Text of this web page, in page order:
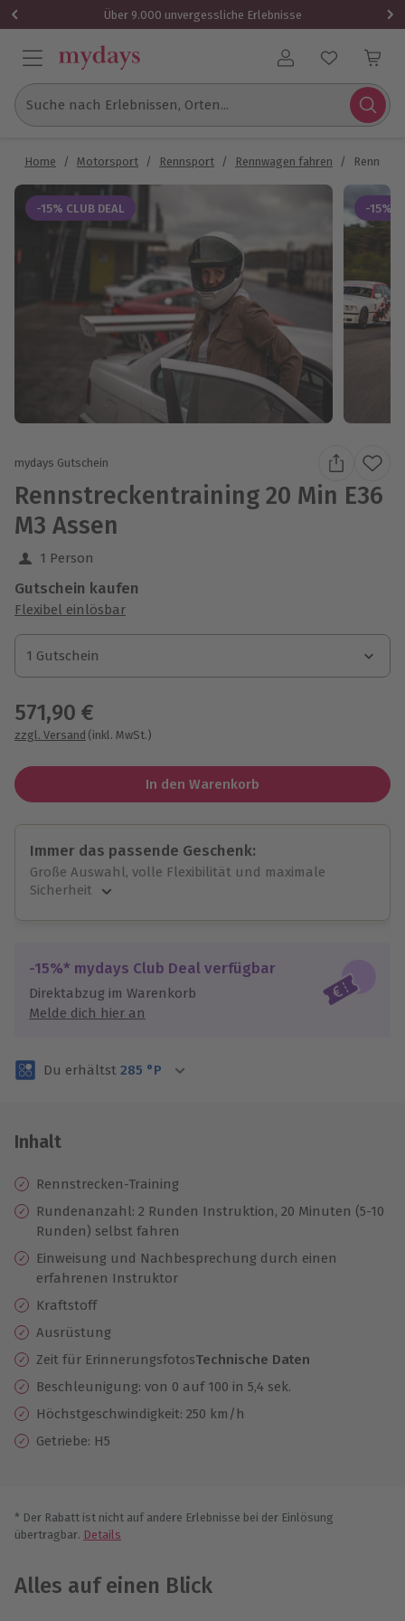
Über 9.000 unvergessliche Erlebnisse
Benutzerkonto
Suche nach Erlebnissen, Orten...
Home / Motorsport / Rennsport / Rennwagen fahren /
-15% CLUB DEAL -15%
mydays Gutschein
Rennstreckentraining 20 Min E36
M3 Assen
1 Person
Gutschein kaufen
Flexibel einlösbar
1 Gutschein
1 Gutschein
1 Gutschein
571,90 €
zzgl. Versand (inkl. MwSt.)
In den Warenkorb
Immer das passende Geschenk:
Große Auswahl, volle Flexibilität und maximale
Sicherheit
Jeder Gutschein für alle Erlebnisse einlösbar.
Maximale Sicherheit
3 Jahre gültig & verlängerbar.
-15%* mydays Club Deal verfügbar
Direktabzug im Warenkorb
Melde dich hier an
Du erhältst 285 °P
Inhalt
Rennstrecken-Training
Rundenanzahl: 2 Runden Instruktion, 20 Minuten (5-10
Runden) selbst fahren
Einweisung und Nachbesprechung durch einen
erfahrenen Instruktor
Kraftstoff
Ausrüstung
Zeit für ErinnerungsfotosTechnische Daten
Beschleunigung: von 0 auf 100 in 5,4 sek.
Höchstgeschwindigkeit: 250 km/h
Getriebe: H5
* Der Rabatt ist nicht auf andere Erlebnisse bei der Einlösung
übertragbar. Details
Alles auf einen Blick